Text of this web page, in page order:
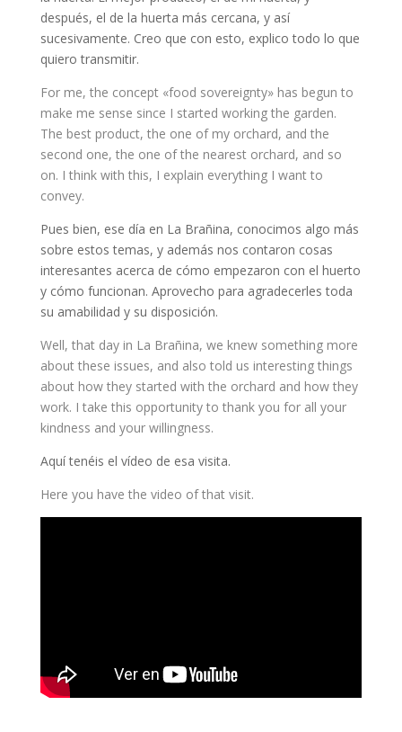
después, el de la huerta más cercana, y así
sucesivamente. Creo que con esto, explico todo lo que
quiero transmitir.
For me, the concept «food sovereignty» has begun to
make me sense since I started working the garden.
The best product, the one of my orchard, and the
second one, the one of the nearest orchard, and so
on. I think with this, I explain everything I want to
convey.
Pues bien, ese día en La Brañina, conocimos algo más
sobre estos temas, y además nos contaron cosas
interesantes acerca de cómo empezaron con el huerto
y cómo funcionan. Aprovecho para agradecerles toda
su amabilidad y su disposición.
Well, that day in La Brañina, we knew something more
about these issues, and also told us interesting things
about how they started with the orchard and how they
work. I take this opportunity to thank you for all your
kindness and your willingness.
Aquí tenéis el vídeo de esa visita.
Here you have the video of that visit.